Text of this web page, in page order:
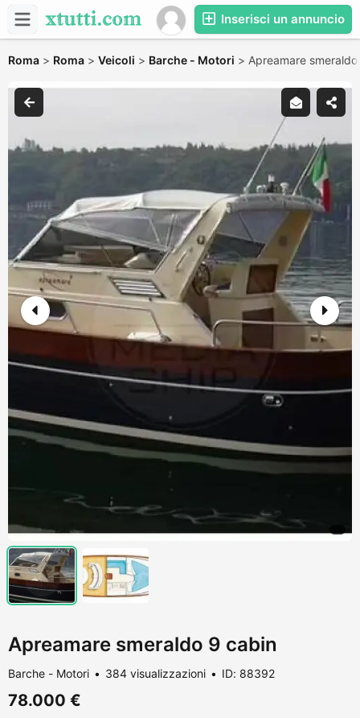
Inserisci un annuncio
Roma > Roma > Veicoli > Barche - Motori > Apreamare
Apreamare smeraldo 9 cabin
Barche - Motori 384 visualizzazioni ID: 88392
78.000 €